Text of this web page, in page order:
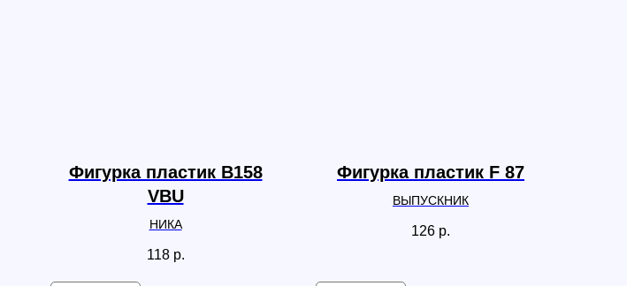
Фигурка пластик B158
VBU
НИКА
118 р.
Фигурка пластик F 87
ВЫПУСКНИК
126 р.